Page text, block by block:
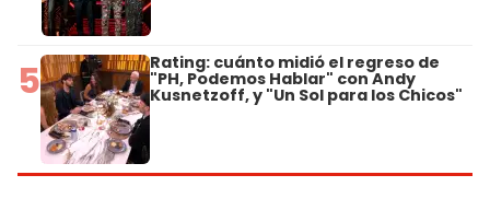
5 Rating: cuánto midió el regreso de
"PH, Podemos Hablar" con Andy
Kusnetzoff, y "Un Sol para los Chicos"